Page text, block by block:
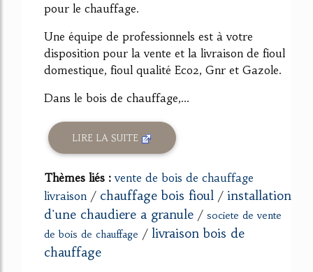
pour le chauffage.
Une équipe de professionnels est à votre
disposition pour la vente et la livraison de fioul
domestique, fioul qualité Eco2, Gnr et Gazole.
Dans le bois de chauffage,...
LIRE LA SUITE
Thèmes liés :vente de bois de chauffage
livraison / chauffage bois fioul / installation
d'une chaudiere a granule / societe de vente
de bois de chauffage / livraison bois de
chauffage